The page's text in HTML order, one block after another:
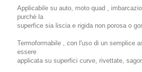
Applicabile su auto, moto quad ,
purchè la
superfice sia liscia e rigida non porosa o
Termoformabile , con l'uso di un semplice
essere
applicata su superfici curve, rivettate,